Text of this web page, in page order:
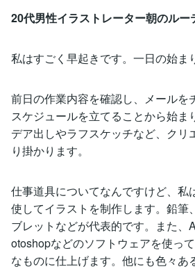
20代男性イラストレーター朝のルー
私はすごく早起きです。一日の始ま
前日の作業内容を確認し、メールを
スケジュールを立てることから始ま
デア出しやラフスケッチなど、クリ
り掛かります。
仕事道具についてなんですけど、私
使してイラストを制作します。鉛筆
ブレットなどが代表的です。また、
otoshopなどのソフトウェアを使っ
なものに仕上げます。他にも色々あ